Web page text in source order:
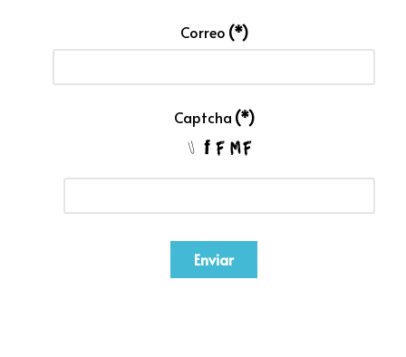
Correo (*)
Captcha (*)
Enviar